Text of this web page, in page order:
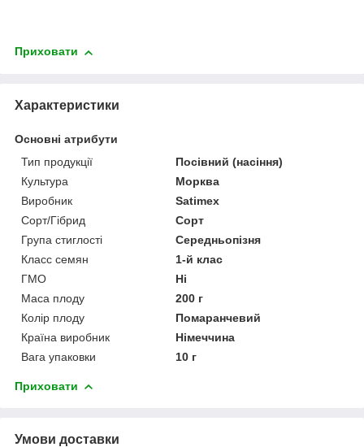
Приховати
Характеристики
Основні атрибути
Тип продукції
Посівний (насіння)
Культура
Морква
Виробник
Satimex
Сорт/Гібрид
Сорт
Група стиглості
Середньопізня
Класс семян
1-й клас
ГМО
Ні
Маса плоду
200 г
Колір плоду
Помаранчевий
Країна виробник
Німеччина
Вага упаковки
10 г
Приховати
Умови доставки